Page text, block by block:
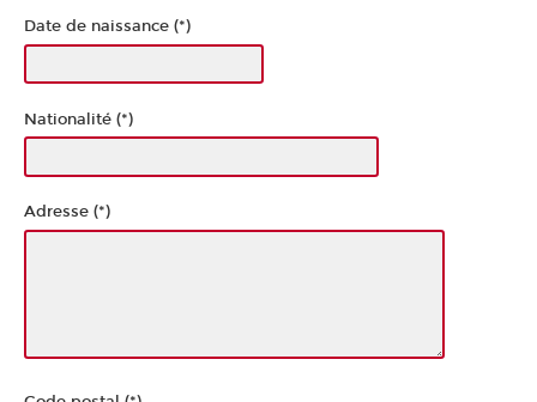
Date de naissance (*)
Nationalité (*)
Adresse (*)